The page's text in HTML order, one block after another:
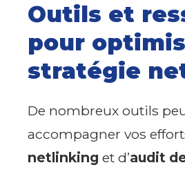
Outils et
pour
stratégie
De nombreux outils
accompagner vos
netlinking et d’audit